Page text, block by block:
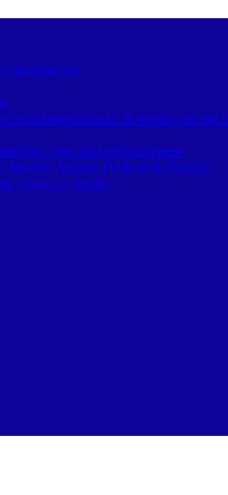
μεταναστευτικό & αιχμές για την
τότε όλα επιτρέπονται»
Λαιμού (Videos & Photos)
τόπος με ψυχή»